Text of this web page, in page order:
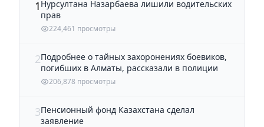
1 Нурсултана Назарбаева лишили водительских
прав
224,461 просмотры
2Подробнее о тайных захоронениях боевиков,
погибших в Алматы, рассказали в полиции
206,878 просмотры
3Пенсионный фонд Казахстана сделал
заявление